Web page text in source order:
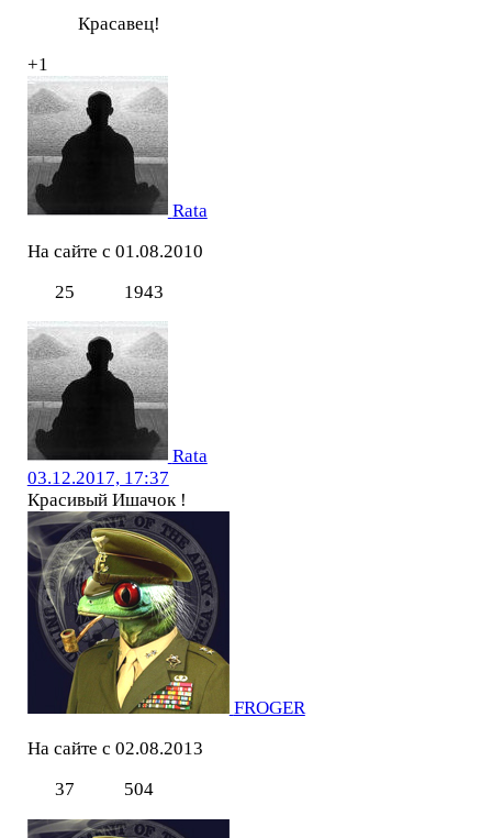
Красавец!
+1
Rata
На сайте с 01.08.2010
25
1943
Rata
03.12.2017, 17:37
Красивый Ишачок !
FROGER
На сайте с 02.08.2013
37
504